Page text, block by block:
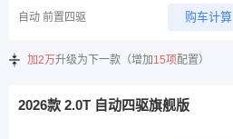
自动 前置四驱 购车计算
加2万升级为下一款（增加 15项配置）
2026款 2.0T 自动四驱旗舰版